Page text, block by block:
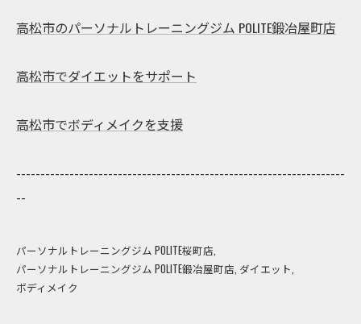
高松市のパーソナルトレーニングジム POLITE鍛冶屋町店
高松市でダイエットをサポート
高松市でボディメイクを支援
--------------------------------------------------------------------
--
パーソナルトレーニングジム POLITE桜町店
パーソナルトレーニングジム POLITE鍛冶屋町店 ダイエット
ボディメイク